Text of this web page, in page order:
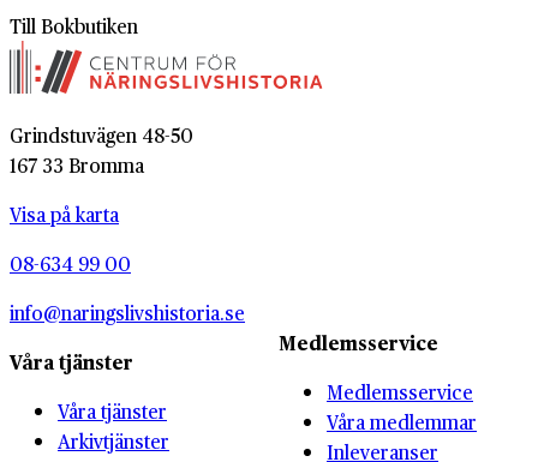
Till Bokbutiken
Grindstuvägen 48-50
167 33 Bromma
Visa på karta
08-634 99 00
info@naringslivshistoria.se
Våra tjänster
Våra tjänster
Arkivtjänster
Medlemsservice
Medlemsservice
Våra medlemmar
Inleveranser